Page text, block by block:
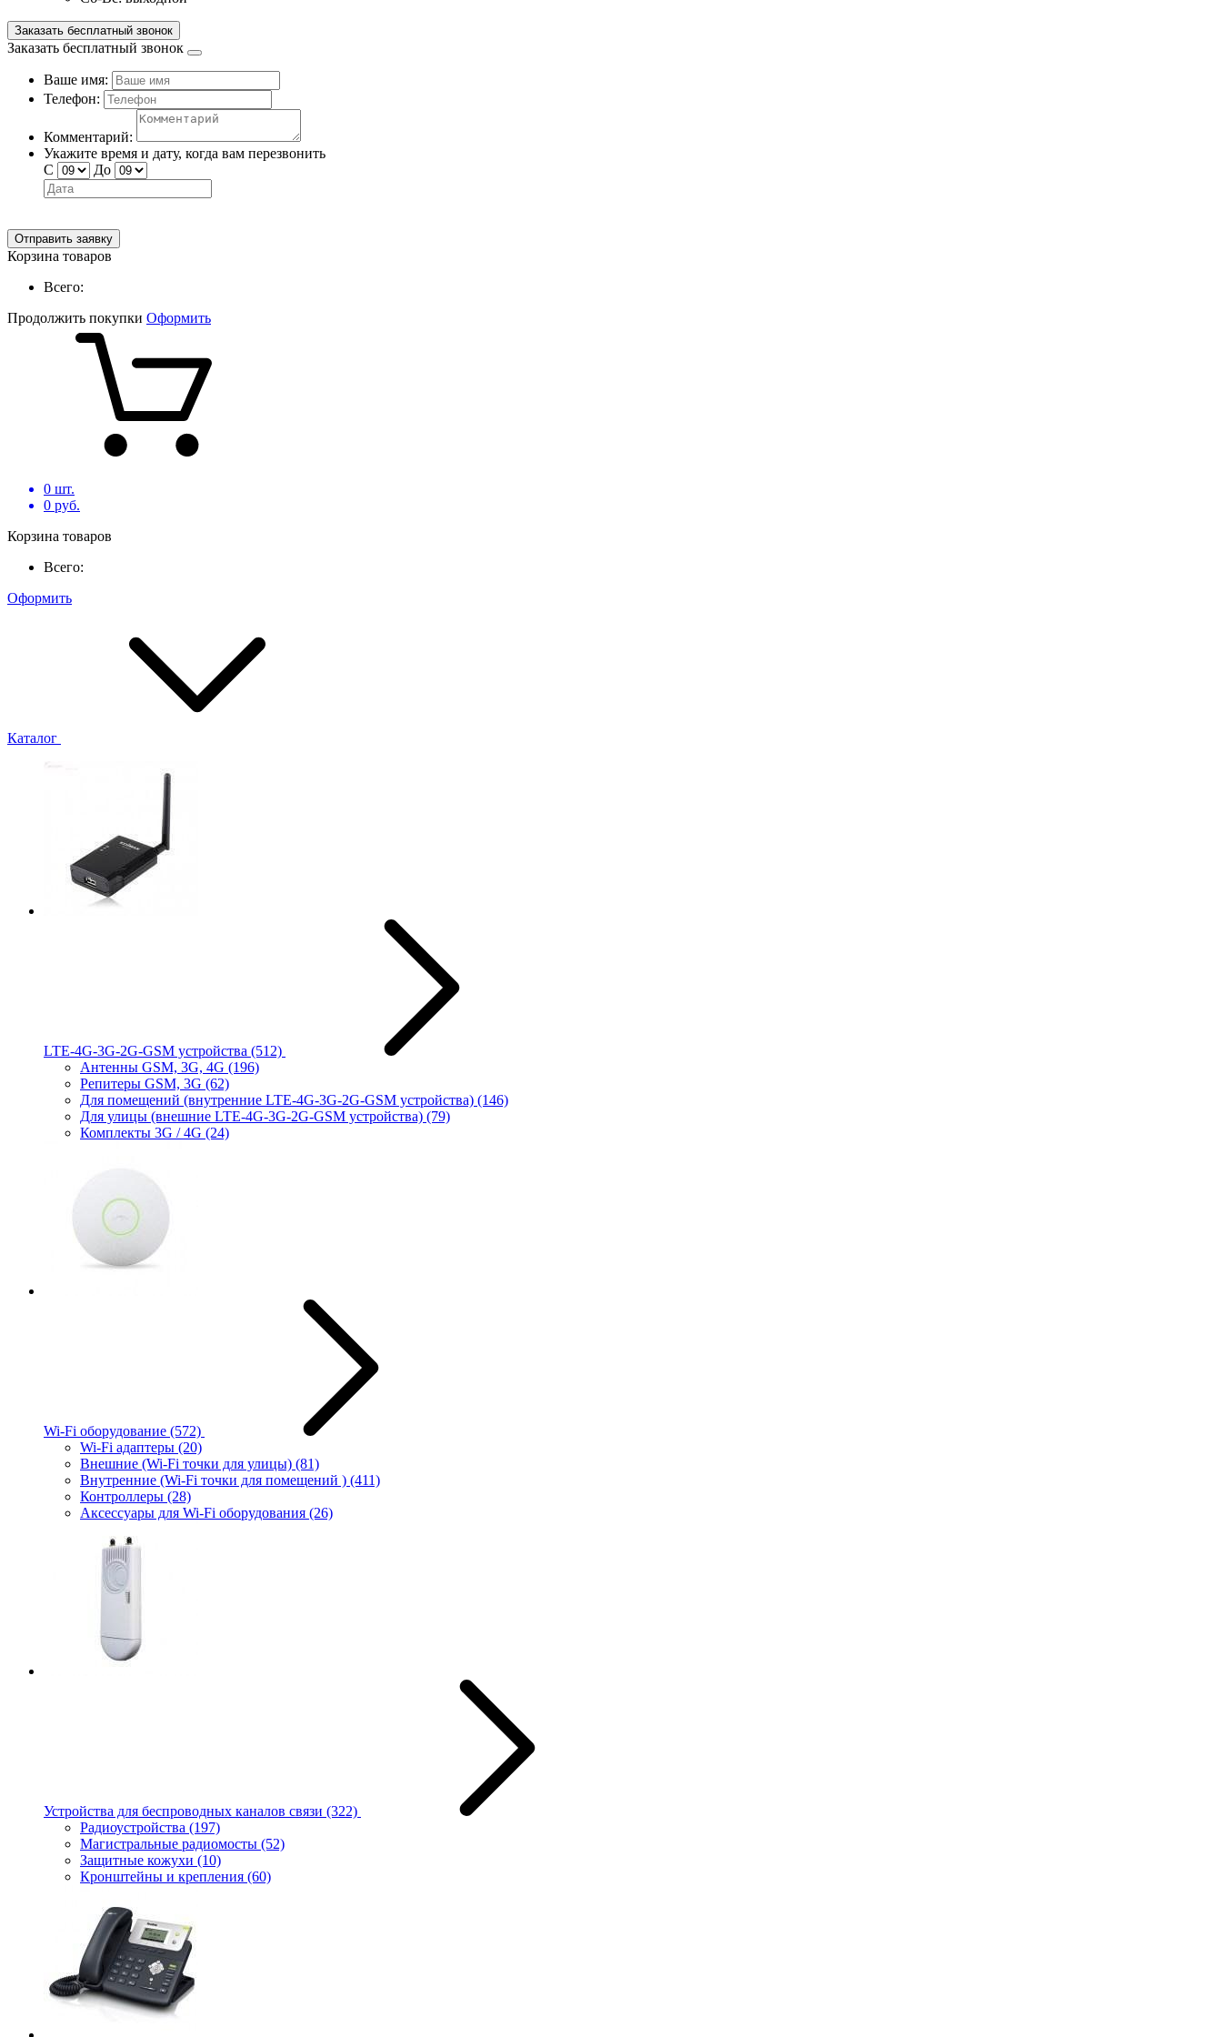
Заказать бесплатный звонок
Заказать бесплатный звонок
Ваше имя:
Телефон:
Комментарий:
Укажите время и дату, когда вам перезвонить
С
До
Отправить заявку
Корзина товаров
Всего:
Продолжить покупки Оформить
0 шт.
0 руб.
Корзина товаров
Всего:
Оформить
Каталог
LTE-4G-3G-2G-GSM устройства (512)
Антенны GSM, 3G, 4G (196)
Репитеры GSM, 3G (62)
Для помещений (внутренние LTE-4G-3G-2G-GSM устройства) (146)
Для улицы (внешние LTE-4G-3G-2G-GSM устройства) (79)
Комплекты 3G / 4G (24)
Wi-Fi оборудование (572)
Wi-Fi адаптеры (20)
Внешние (Wi-Fi точки для улицы) (81)
Внутренние (Wi-Fi точки для помещений ) (411)
Контроллеры (28)
Аксессуары для Wi-Fi оборудования (26)
Устройства для беспроводных каналов связи (322)
Радиоустройства (197)
Магистральные радиомосты (52)
Защитные кожухи (10)
Кронштейны и крепления (60)